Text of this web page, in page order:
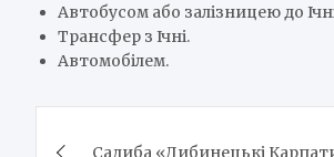
Автобусом або залізницею до
Трансфер з Ічні.
Автомобілем.
Садиба «Дибинецькі